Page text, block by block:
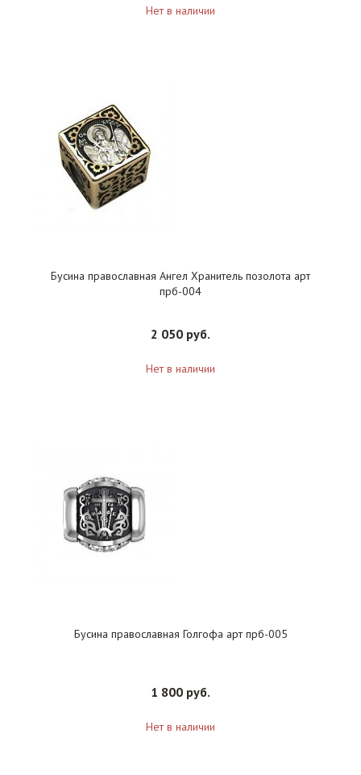
Нет в наличии
Бусина православная Ангел Хранитель позолота арт
прб-004
2 050 руб.
Нет в наличии
Бусина православная Голгофа арт прб-005
1 800 руб.
Нет в наличии